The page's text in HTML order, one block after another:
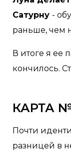
Сатурну -
раньше, чем
В итоге я ее
кончилось.
КАРТА
Почти
разницей в